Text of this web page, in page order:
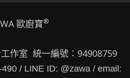
歐廚寶®
作室 統一編號：94908759
/ LINE ID: @zawa / email: